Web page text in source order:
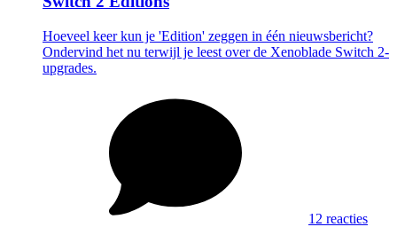
Hoeveel keer kun je 'Edition' zeggen in één nieuwsbericht?
Ondervind het nu terwijl je leest over de Xenoblade Switch 2-
upgrades.
12 reacties